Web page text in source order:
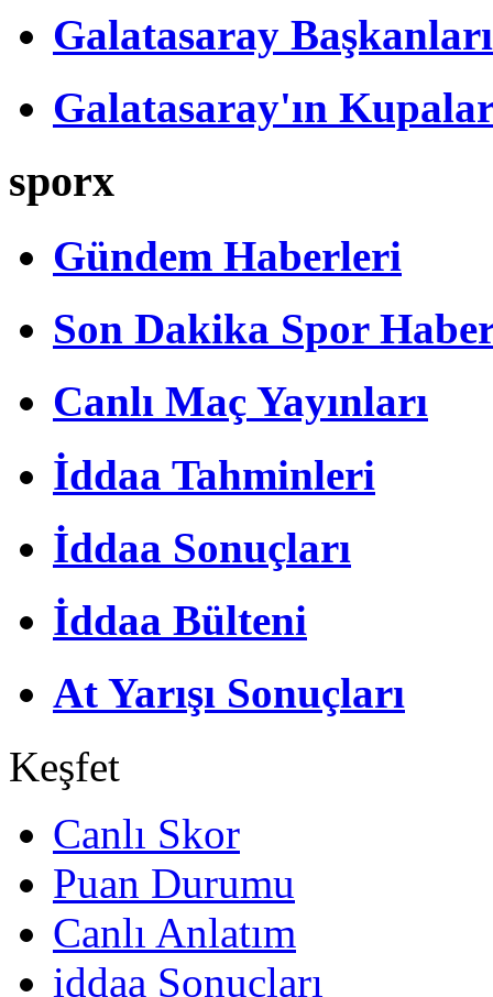
Galatasaray Başkanları
Galatasaray'ın
sporx
Gündem Haberleri
Son Dakika Spor
Canlı Maç Yayınları
İddaa Tahminleri
İddaa Sonuçları
İddaa Bülteni
At Yarışı Sonuçları
Keşfet
Canlı Skor
Puan Durumu
Canlı Anlatım
iddaa Sonuçları